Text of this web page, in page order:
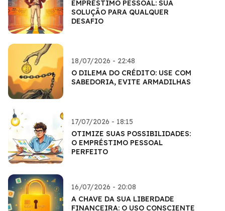
EMPRÉSTIMO PESSOAL: SUA
SOLUÇÃO PARA QUALQUER
DESAFIO
18/07/2026 - 22:48
O DILEMA DO CRÉDITO: USE COM
SABEDORIA, EVITE ARMADILHAS
17/07/2026 - 18:15
OTIMIZE SUAS POSSIBILIDADES:
O EMPRÉSTIMO PESSOAL
PERFEITO
16/07/2026 - 20:08
A CHAVE DA SUA LIBERDADE
FINANCEIRA: O USO CONSCIENTE